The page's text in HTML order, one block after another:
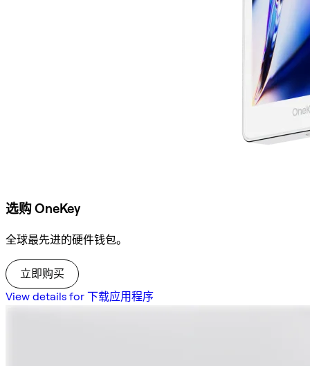
选购 OneKey
全球最先进的硬件钱包。
立即购买
View details for 下载应用程序